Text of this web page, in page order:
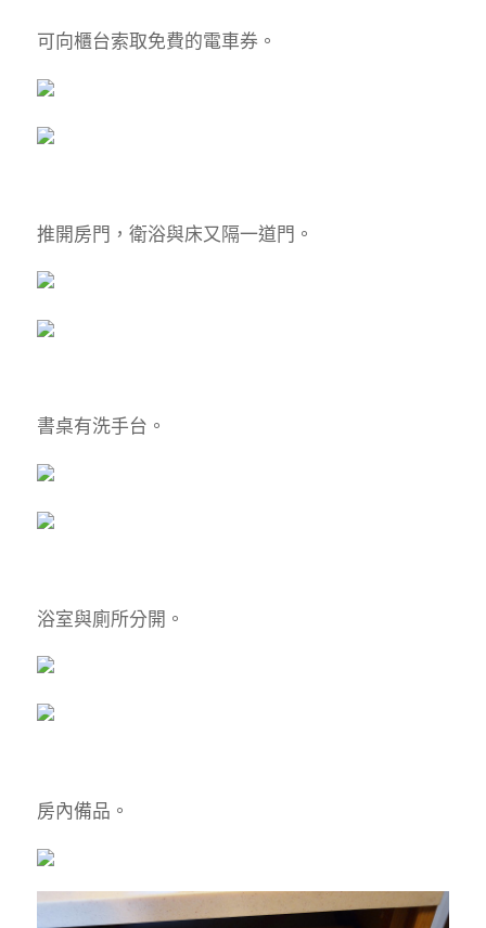
可向櫃台索取免費的電車券。
推開房門，衛浴與床又隔一道門。
書桌有洗手台。
浴室與廁所分開。
房內備品。